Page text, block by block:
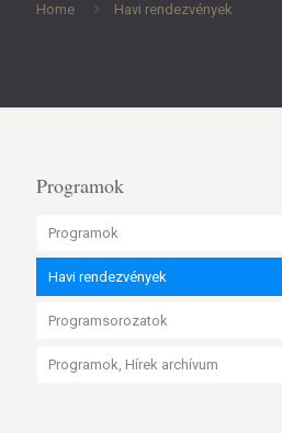
Home Havi rendezvények
Programok
Programok
Havi rendezvények
Programsorozatok
Programok, Hírek archívum